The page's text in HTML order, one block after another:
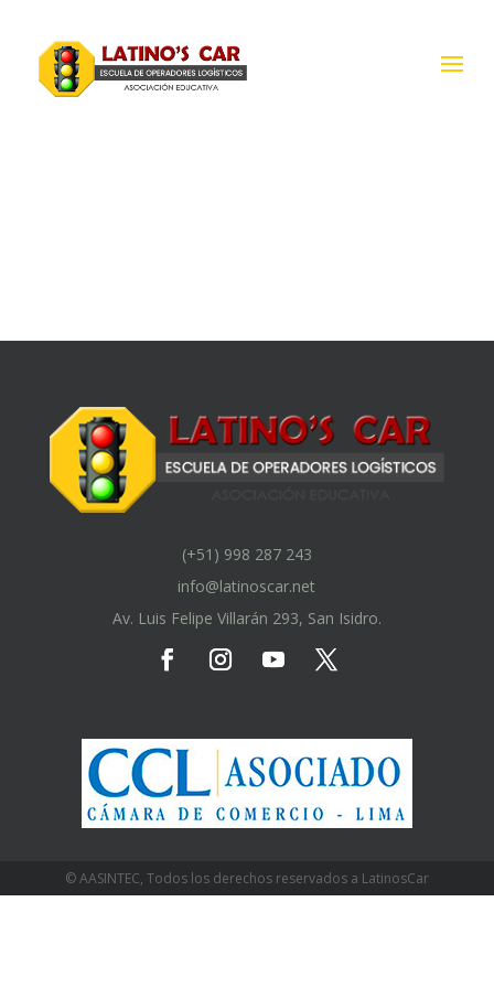
(+51) 998 287 243
info@latinoscar.net
Av. Luis Felipe Villarán 293, San Isidro.
© AASINTEC, Todos los derechos reservados a LatinosCar